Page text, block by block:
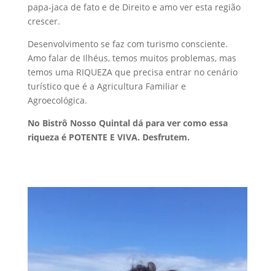
papa-jaca de fato e de Direito e amo ver esta região
crescer.
Desenvolvimento se faz com turismo consciente.
Amo falar de Ilhéus, temos muitos problemas, mas
temos uma RIQUEZA que precisa entrar no cenário
turístico que é a Agricultura Familiar e
Agroecológica.
No Bistrô Nosso Quintal dá para ver como essa
riqueza é POTENTE E VIVA. Desfrutem.